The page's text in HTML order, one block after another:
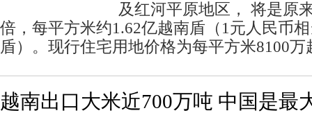
及红河平原地区， 将是原
倍，每平方米约1.62亿越南盾（1元人民币
盾）。现行住宅用地价格为每平方米8100万
越南出口大米近700万吨 中国是最